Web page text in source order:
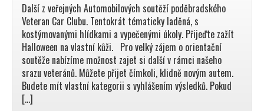
Další z veřejných Automobilových soutěží poděbradského
Veteran Car Clubu. Tentokrát tématicky laděná, s
kostýmovanými hlídkami a vypečenými úkoly. Přijeďte zažít
Halloween na vlastní kůži. Pro velký zájem o orientační
soutěže nabízíme možnost zajet si další v rámci našeho
srazu veteránů. Můžete přijet čímkoli, klidně novým autem.
Budete mít vlastní kategorii s vyhlášením výsledků. Pokud
[…]